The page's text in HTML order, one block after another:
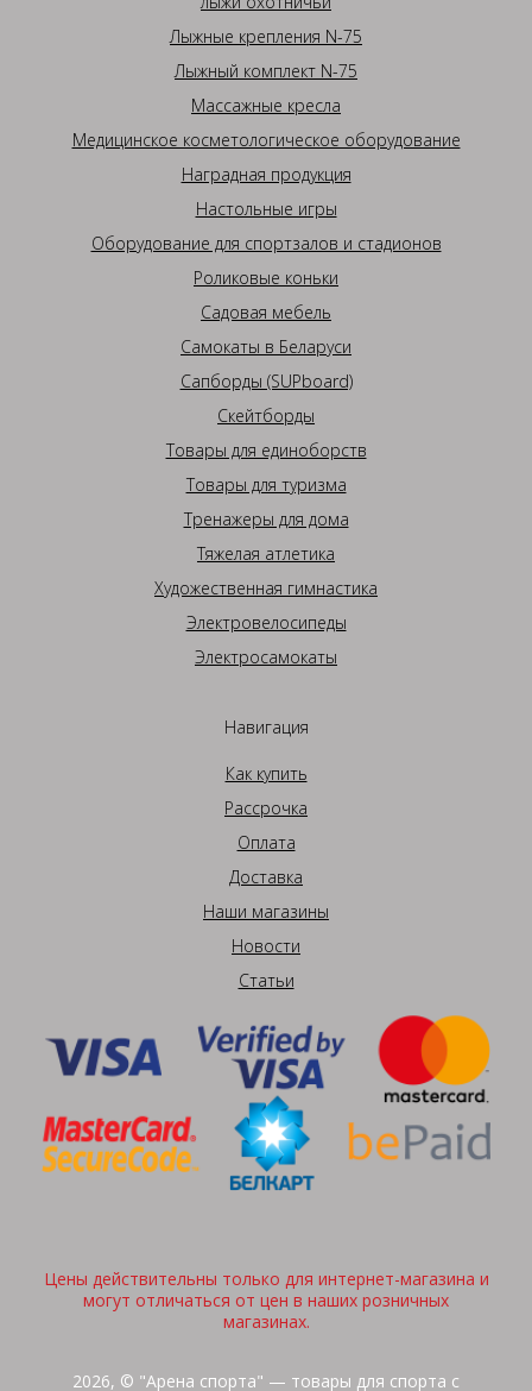
Лыжные крепления N-75
Лыжный комплект N-75
Массажные кресла
Медицинское косметологическое оборудование
Наградная продукция
Настольные игры
Оборудование для спортзалов и стадионов
Роликовые коньки
Садовая мебель
Самокаты в Беларуси
Сапборды (SUPboard)
Скейтборды
Товары для единоборств
Товары для туризма
Тренажеры для дома
Тяжелая атлетика
Художественная гимнастика
Электровелосипеды
Электросамокаты
Навигация
Как купить
Рассрочка
Оплата
Доставка
Наши магазины
Новости
Статьи
Цены действительны только для интернет-магазина и
могут отличаться от цен в наших розничных
магазинах.
2026, © "Арена спорта" — товары для спорта с